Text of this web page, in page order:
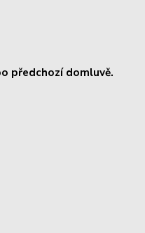
předchozí domluvě.